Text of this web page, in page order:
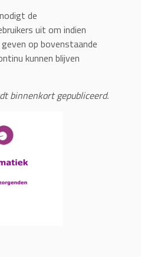
de
uit om indien
op bovenstaande
kunnen blijven
binnenkort gepubliceerd.